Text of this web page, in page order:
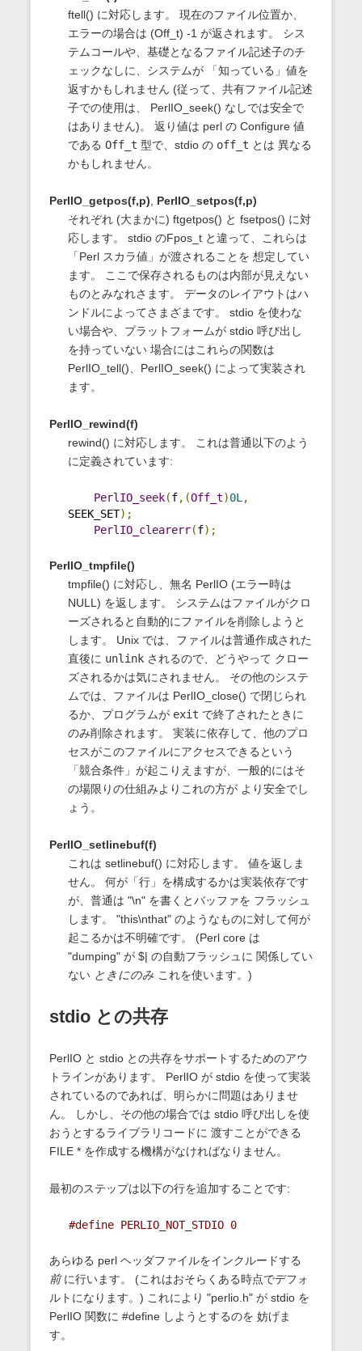
ftell() に対応します。 現在のファイル位置か、
エラーの場合は (Off_t) -1 が返されます。 シス
テムコールや、基礎となるファイル記述子のチ
ェックなしに、システムが 「知っている」値を
返すかもしれません (従って、共有ファイル記述
子での使用は、 PerlIO_seek() なしでは安全で
はありません)。 返り値は perl の Configure 値
である Off_t 型で、stdio の off_t とは 異なる
かもしれません。
PerlIO_getpos(f,p)
PerlIO_setpos(f,p)
それぞれ (大まかに) ftgetpos() と fsetpos() に対
応します。 stdio のFpos_t と違って、これらは
「Perl スカラ値」が渡されることを 想定してい
ます。 ここで保存されるものは内部が見えない
ものとみなれさます。 データのレイアウトはハ
ンドルによってさまざまです。 stdio を使わな
い場合や、プラットフォームが stdio 呼び出し
を持っていない 場合にはこれらの関数は
PerlIO_tell()、PerlIO_seek() によって実装され
ます。
PerlIO_rewind(f)
rewind() に対応します。 これは普通以下のよう
に定義されています:
PerlIO_seek(f,(Off_t)0L ,
SEEK_SET);
PerlIO_clearerr(f);
PerlIO_tmpfile()
tmpfile() に対応し、無名 PerlIO (エラー時は
NULL) を返します。 システムはファイルがクロ
ーズされると自動的にファイルを削除しようと
します。 Unix では、ファイルは普通作成された
直後に unlinkされるので、どうやって クロー
ズされるかは気にされません。 その他のシステ
ムでは、ファイルは PerlIO_close() で閉じられ
るか、プログラムが exit で終了されたときに
のみ削除されます。 実装に依存して、他のプロ
セスがこのファイルにアクセスできるという
「競合条件」が起こりえますが、一般的にはそ
の場限りの仕組みよりこれの方が より安全でし
ょう。
PerlIO_setlinebuf(f)
これは setlinebuf() に対応します。 値を返しま
せん。 何が「行」を構成するかは実装依存です
が、普通は "\n" を書くとバッファを フラッシュ
します。 "this\nthat" のようなものに対して何が
起こるかは不明確です。 (Perl core は
"dumping" が $| の自動フラッシュに 関係してい
ない ときにのみ これを使います。)
stdio との共存
PerlIO と stdio との共存をサポートするためのアウ
トラインがあります。 PerlIO が stdio を使って実装
されているのであれば、明らかに問題はありませ
ん。 しかし、その他の場合では stdio 呼び出しを使
おうとするライブラリコードに 渡すことができる
FILE * を作成する機構がなければなりません。
最初のステップは以下の行を追加することです:
#define PERLIO_NOT_STDIO 0
あらゆる perl ヘッダファイルをインクルードする
前に行います。 (これはおそらくある時点でデフォ
ルトになります。) これにより "perlio.h" が stdio を
PerlIO 関数に #define しようとするのを 妨げま
す。